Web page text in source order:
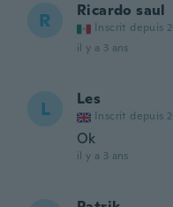
R Ricardo saul
Inscrit depuis
il y a 3 ans
L Les
Inscrit depuis
Ok
il y a 3 ans